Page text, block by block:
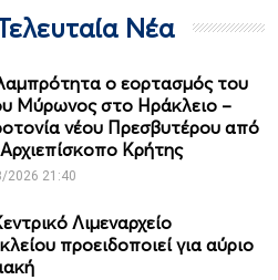
Νέα
ο εορτασμός του
Μύρωνος στο Ηράκλειο –
νέου Πρεσβυτέρου από
Κρήτης
2026 21:40
Λιμεναρχείο
προειδοποιεί για αύριο